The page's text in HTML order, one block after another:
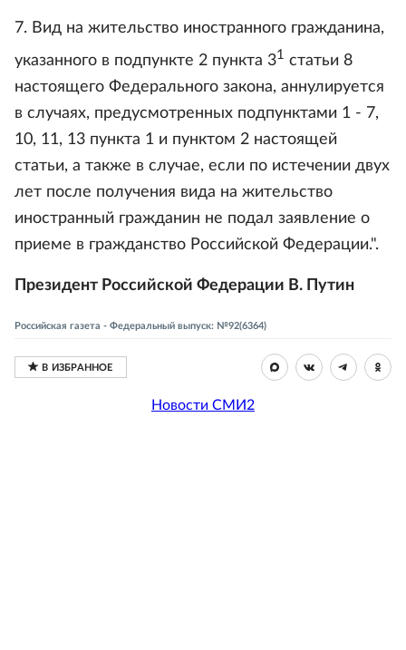
7. Вид на жительство иностранного гражданина,
указанного в подпункте 2 пункта 31 статьи 8
настоящего Федерального закона, аннулируется
в случаях, предусмотренных подпунктами 1 - 7,
10, 11, 13 пункта 1 и пунктом 2 настоящей
статьи, а также в случае, если по истечении двух
лет после получения вида на жительство
иностранный гражданин не подал заявление о
приеме в гражданство Российской Федерации.".
Президент Российской Федерации В. Путин
Российская газета - Федеральный выпуск: №92(6364)
Новости СМИ2